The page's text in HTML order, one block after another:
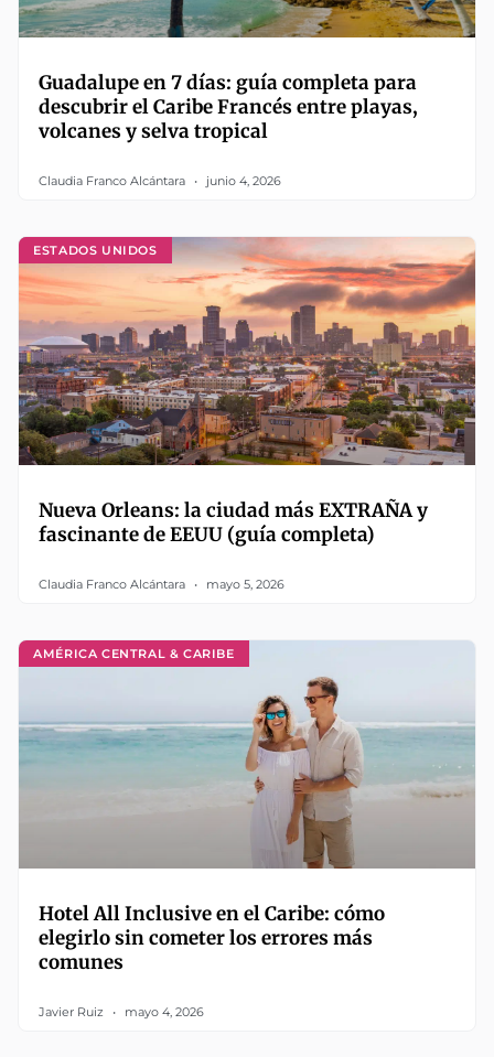
Guadalupe en 7 días: guía completa para
descubrir el Caribe Francés entre playas,
volcanes y selva tropical
Claudia Franco Alcántara junio 4, 2026
ESTADOS UNIDOS
Nueva Orleans: la ciudad más EXTRAÑA y
fascinante de EEUU (guía completa)
Claudia Franco Alcántara mayo 5, 2026
AMÉRICA CENTRAL & CARIBE
Hotel All Inclusive en el Caribe: cómo
elegirlo sin cometer los errores más
comunes
Javier Ruiz mayo 4, 2026